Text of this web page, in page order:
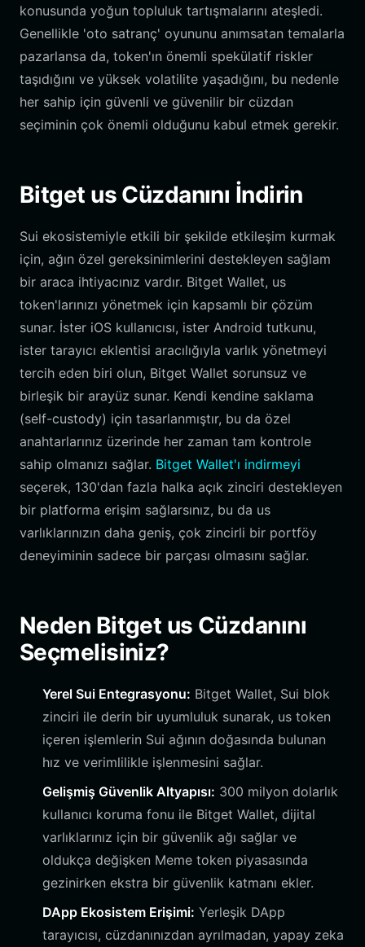
konusunda yoğun topluluk tartışmalarını ateşledi.
Genellikle 'oto satranç' oyununu anımsatan temalarla
pazarlansa da, token'ın önemli spekülatif riskler
taşıdığını ve yüksek volatilite yaşadığını, bu nedenle
her sahip için güvenli ve güvenilir bir cüzdan
seçiminin çok önemli olduğunu kabul etmek gerekir.
Bitget us Cüzdanını İndirin
Sui ekosistemiyle etkili bir şekilde etkileşim kurmak
için, ağın özel gereksinimlerini destekleyen sağlam
bir araca ihtiyacınız vardır. Bitget Wallet, us
token'larınızı yönetmek için kapsamlı bir çözüm
sunar. İster iOS kullanıcısı, ister Android tutkunu,
ister tarayıcı eklentisi aracılığıyla varlık yönetmeyi
tercih eden biri olun, Bitget Wallet sorunsuz ve
birleşik bir arayüz sunar. Kendi kendine saklama
(self-custody) için tasarlanmıştır, bu da özel
anahtarlarınız üzerinde her zaman tam kontrole
sahip olmanızı sağlar. Bitget Wallet'ı indirmeyi
seçerek, 130'dan fazla halka açık zinciri destekleyen
bir platforma erişim sağlarsınız, bu da us
varlıklarınızın daha geniş, çok zincirli bir portföy
deneyiminin sadece bir parçası olmasını sağlar.
Neden Bitget us Cüzdanını
Seçmelisiniz?
Yerel Sui Entegrasyonu: Bitget Wallet, Sui blok
zinciri ile derin bir uyumluluk sunarak, us token
içeren işlemlerin Sui ağının doğasında bulunan
hız ve verimlilikle işlenmesini sağlar.
Gelişmiş Güvenlik Altyapısı: 300 milyon dolarlık
kullanıcı koruma fonu ile Bitget Wallet, dijital
varlıklarınız için bir güvenlik ağı sağlar ve
oldukça değişken Meme token piyasasında
gezinirken ekstra bir güvenlik katmanı ekler.
DApp Ekosistem Erişimi: Yerleşik DApp
tarayıcısı, cüzdanınızdan ayrılmadan, yapay zeka